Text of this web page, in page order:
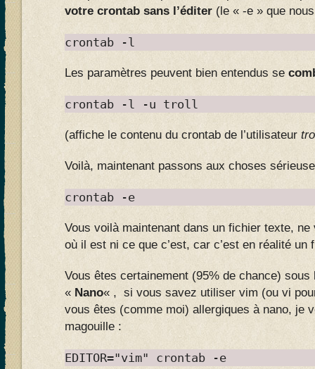
votre crontab sans l’éditer (le « -e » que
crontab -l
Les paramètres peuvent bien entendus se
crontab -l -u troll
(affiche le contenu du crontab de l’utilisateur
Voilà, maintenant passons aux choses
crontab -e
Vous voilà maintenant dans un fichier texte,
où il est ni ce que c’est, car c’est en réalité un
Vous êtes certainement (95% de chance) sous
« Nano« , si vous savez utiliser vim (ou vi
vous êtes (comme moi) allergiques à nano, je
magouille :
EDITOR="vim" crontab -e